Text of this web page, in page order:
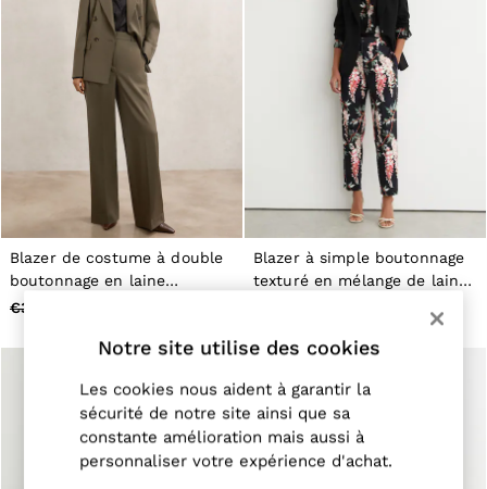
98–134cm
134–158cm
158–164cm
Holiday
Occasionwear
Dresses
Tops & T-Shirts
Jackets & Coats
Co-ords
Skirts & Shorts
Trousers & Jeans
Knitwear
Sweats & Hoodies
Shoes & Accessories
All Girls'
134–158cm
158–164cm
Occasionwear
OUTLET
WOMEN'S
All Women's Outlet
Blazer de costume à double
boutonnage en laine
Mélangée Vert
€350
Blazer à simple boutonnage
texturé en mélange de laine,
Notre site utilise des cookies
Les cookies nous aident à garantir la
sécurité de notre site ainsi que sa
constante amélioration mais aussi à
personnaliser votre expérience d'achat.